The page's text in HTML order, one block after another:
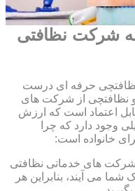
شرکت نظافتی
نظافتچی حرفه ای درست
نظافتچی از شرکت های
اعتماد است که ارزش
وجود دارد که چرا
خانواده است:
شرکت های خدماتی نظافتی
می آیند، بنابراین هر